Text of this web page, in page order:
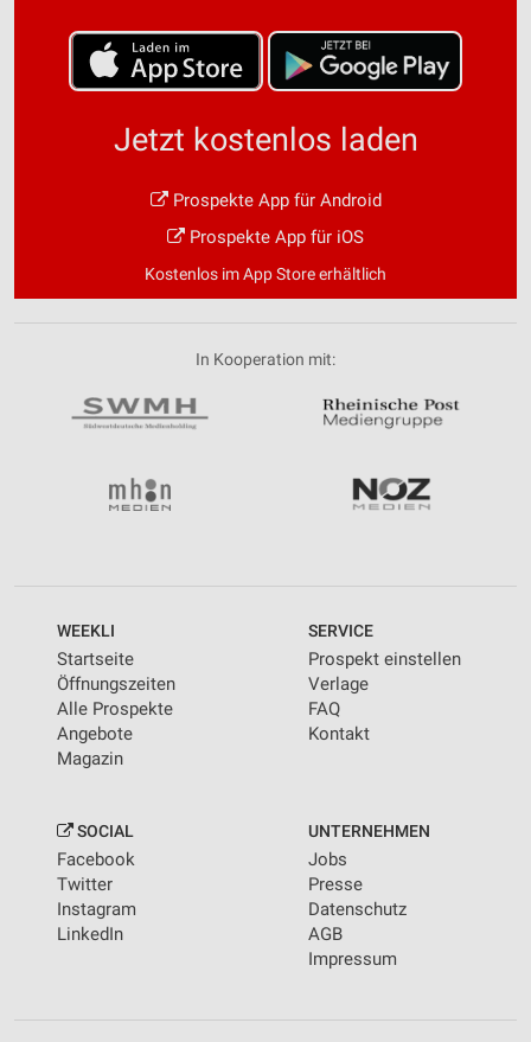
Jetzt kostenlos laden
Prospekte App für Android
Prospekte App für iOS
Kostenlos im App Store erhältlich
In Kooperation mit:
WEEKLI
Startseite
Öffnungszeiten
Alle Prospekte
Angebote
Magazin
SERVICE
Prospekt einstellen
Verlage
FAQ
Kontakt
SOCIAL
Facebook
Twitter
Instagram
LinkedIn
UNTERNEHMEN
Jobs
Presse
Datenschutz
AGB
Impressum